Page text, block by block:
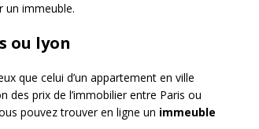
un immeuble.
ou lyon
que celui d’un appartement en ville
des prix de l’immobilier entre Paris ou
pouvez trouver en ligne un immeuble